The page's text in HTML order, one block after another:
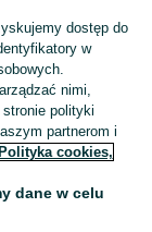
Zobacz
dostęp do
w
nimi,
polityki
partnerom i
Polityka cookies,
dane w celu